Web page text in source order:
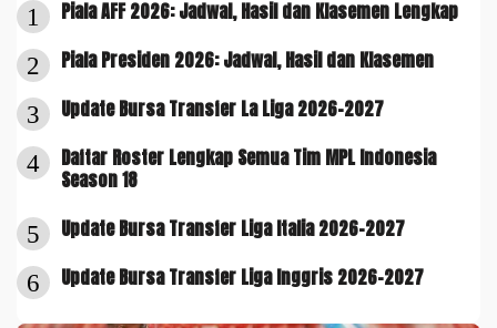
1 Piala AFF 2026: Jadwal, Hasil dan Klasemen Lengkap
2 Piala Presiden 2026: Jadwal, Hasil dan Klasemen
3 Update Bursa Transfer La Liga 2026-2027
4
Daftar Roster Lengkap Semua Tim MPL Indonesia
Season 18
5 Update Bursa Transfer Liga Italia 2026-2027
6 Update Bursa Transfer Liga Inggris 2026-2027